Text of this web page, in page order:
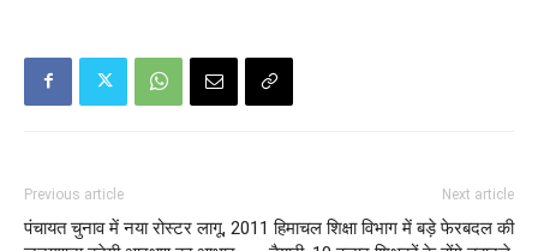
Previous article
पंचायत चुनाव में नया रोस्टर लागू, 2011
Next article
हिमाचल शिक्षा विभाग में बड़े फेरबदल की